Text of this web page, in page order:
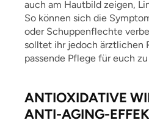
auch am Hautbild zeigen,
So können sich die
oder Schuppenflechte
solltet ihr jedoch ärztlichen
passende Pflege für euch
ANTIOXIDATIVE
ANTI-AGING-